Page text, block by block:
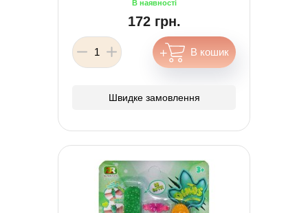
172 грн.
Швидке замовлення